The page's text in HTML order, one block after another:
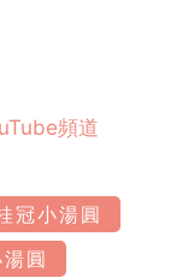
頻道
冠小湯圓
圓